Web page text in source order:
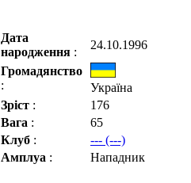
Дата
народження :
24.10.1996
Громадянство
:
Україна
Зріст :
176
Вага :
65
Клуб :
--- (---)
Амплуа : Нападник